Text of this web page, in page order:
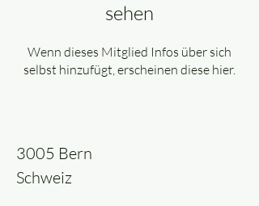
sehen
Wenn dieses Mitglied Infos über sich
selbst hinzufügt, erscheinen diese hier.
3005 Bern
Schweiz